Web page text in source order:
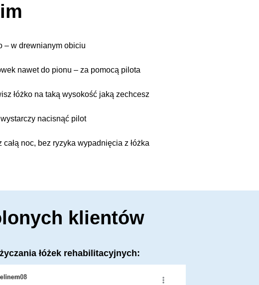
– w drewnianym obiciu
nawet do pionu – za pomocą pilota
łóżko na taką wysokość jaką zechcesz
nacisnąć pilot
noc, bez ryzyka wypadnięcia z łóżka
klientów
łóżek rehabilitacyjnych: